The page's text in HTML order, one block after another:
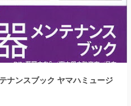
ナンスブック ヤマハミュージ